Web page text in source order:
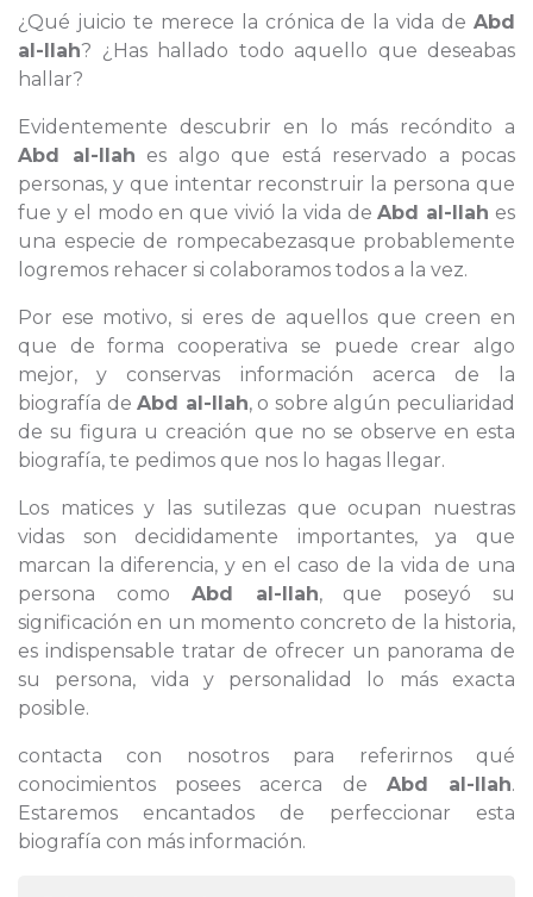
¿Qué juicio te merece la crónica de la vida de Abd
al-Ilah? ¿Has hallado todo aquello que deseabas
hallar?
Evidentemente descubrir en lo más recóndito a
Abd al-Ilah es algo que está reservado a pocas
personas, y que intentar reconstruir la persona que
fue y el modo en que vivió la vida deAbd al-Ilah es
una especie de rompecabezasque probablemente
logremos rehacer si colaboramos todos a la vez.
Por ese motivo, si eres de aquellos que creen en
que de forma cooperativa se puede crear algo
mejor, y conservas información acerca de la
biografía deAbd al-Ilah, o sobre algún peculiaridad
de su figura u creación que no se observe en esta
biografía, te pedimos que nos lo hagas llegar.
Los matices y las sutilezas que ocupan nuestras
vidas son decididamente importantes, ya que
marcan la diferencia, y en el caso de la vida de una
persona como Abd al-Ilah, que poseyó su
significación en un momento concreto de la historia,
es indispensable tratar de ofrecer un panorama de
su persona, vida y personalidad lo más exacta
posible.
contacta con nosotros para referirnos qué
conocimientos posees acerca de Abd al-Ilah.
Estaremos encantados de perfeccionar esta
biografía con más información.